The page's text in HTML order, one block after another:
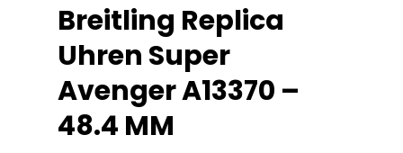
Breitling Replica
Uhren Super
Avenger A13370 –
48.4 MM